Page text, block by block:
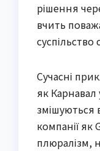
рішення
вчить
суспільство
Сучасні
як Карнавал
змішуються
компанії
плюралізм,